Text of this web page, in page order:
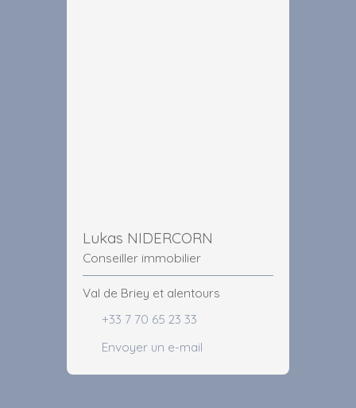
Lukas NIDERCORN
Conseiller immobilier
Val de Briey et alentours
+33 7 70 65 23 33
Envoyer un e-mail